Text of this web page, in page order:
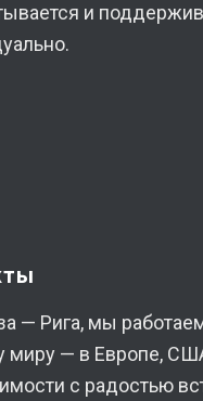
и
— Рига, мы
миру — в Европе,
с радостью